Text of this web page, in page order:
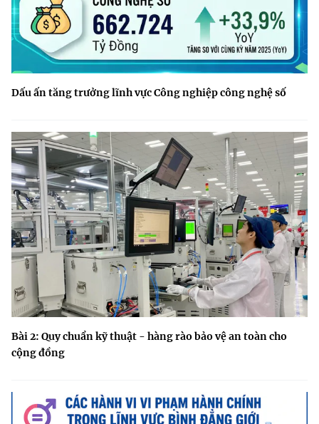
Dấu ấn tăng trưởng lĩnh vực Công nghiệp công nghệ số
Bài 2: Quy chuẩn kỹ thuật - hàng rào bảo vệ an toàn cho
cộng đồng